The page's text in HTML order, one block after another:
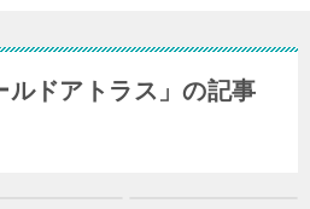
ルドアトラス」の記事